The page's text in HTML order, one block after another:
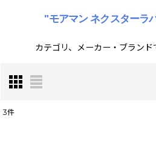
"モアマン ネクスターラ
カテゴリ、メーカー・ブランド
3件